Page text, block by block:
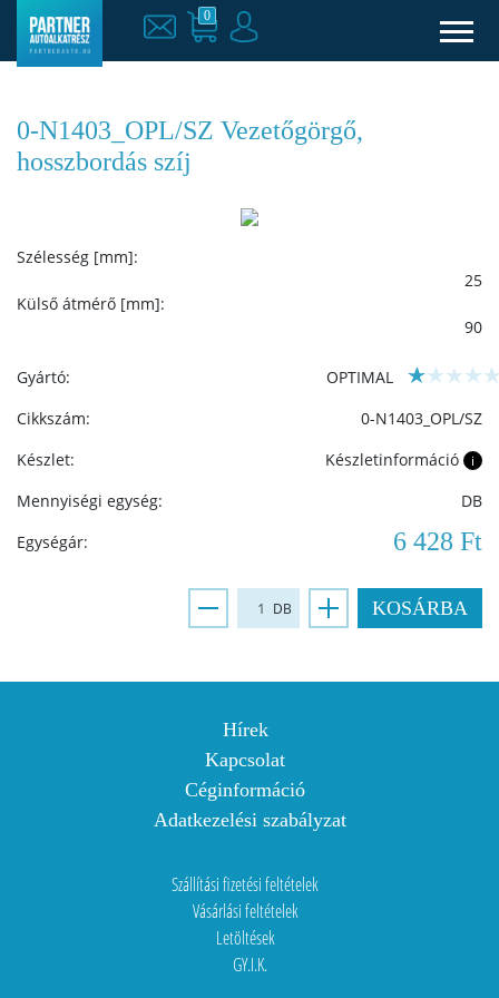
0
0-N1403_OPL/SZ Vezetőgörgő,
hosszbordás szíj
Szélesség [mm]:
25
Külső átmérő [mm]:
90
Gyártó:
OPTIMAL
Cikkszám:
0-N1403_OPL/SZ
Készlet:
Készletinformáció i
Mennyiségi egység:
DB
Egységár:
6 428 Ft
DB KOSÁRBA
Hírek
Kapcsolat
Céginformáció
Adatkezelési szabályzat
Szállítási fizetési feltételek
Vásárlási feltételek
Letöltések
GY.I.K.